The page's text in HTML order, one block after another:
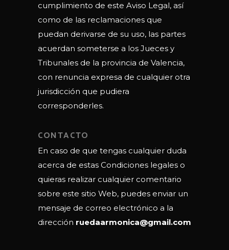
cumplimiento de este Aviso Legal, así
como de las reclamaciones que
puedan derivarse de su uso, las partes
acuerdan someterse a los Jueces y
Tribunales de la provincia de Valencia,
con renuncia expresa de cualquier otra
jurisdicción que pudiera
corresponderles.
CONTACTO
En caso de que tengas cualquier duda
acerca de estas Condiciones legales o
quieras realizar cualquier comentario
sobre este sitio Web, puedes enviar un
mensaje de correo electrónico a la
dirección ruedaarmonica@gmail.com